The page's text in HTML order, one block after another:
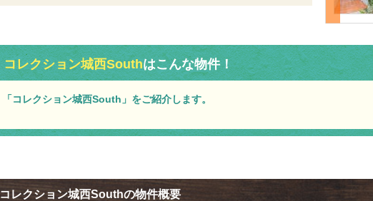
コレクション城西Southはこんな物件！
「コレクション城西South」をご紹介します。
コレクション城西Southの物件概要